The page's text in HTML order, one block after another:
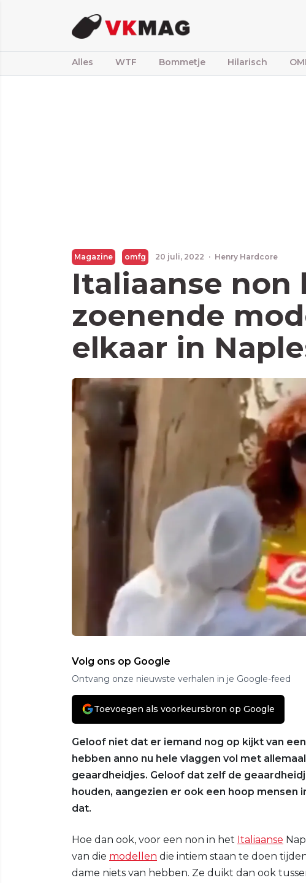
Alles WTF Bommetje Hilarisch
Magazine omfg 20 juli, 2022 · Henry Hardcore
Italiaanse non
zoenende
elkaar in
Volg ons op Google
Ontvang onze nieuwste verhalen in je Google-feed
Toevoegen als voorkeursbron op Google
Geloof niet dat er iemand nog op kijkt van
hebben anno nu hele vlaggen vol met
geaardheidjes. Geloof dat zelf de
houden, aangezien er ook een hoop mensen
dat.
Hoe dan ook, voor een non in het Italiaanse
van die modellen die intiem staan te doen
dame niets van hebben. Ze duikt dan ook